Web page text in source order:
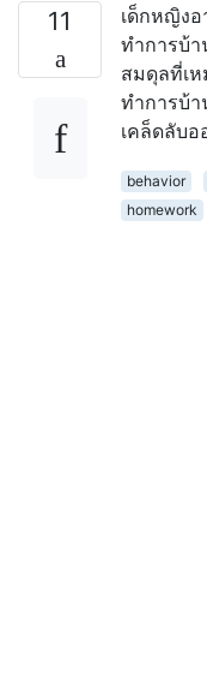
11
เด็กหญิงอ
ทำการบ้
สมดุลที่เ
ทำการบ้า
เคล็ดลับอ
behavior
homework